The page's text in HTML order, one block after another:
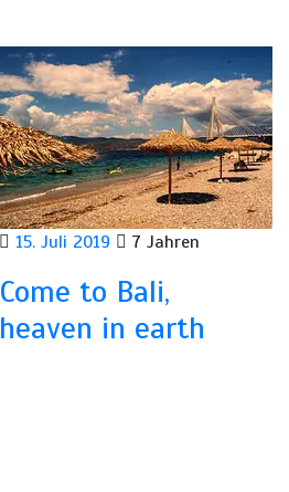
15. Juli 2019 7 Jahren
Come to Bali,
heaven in earth